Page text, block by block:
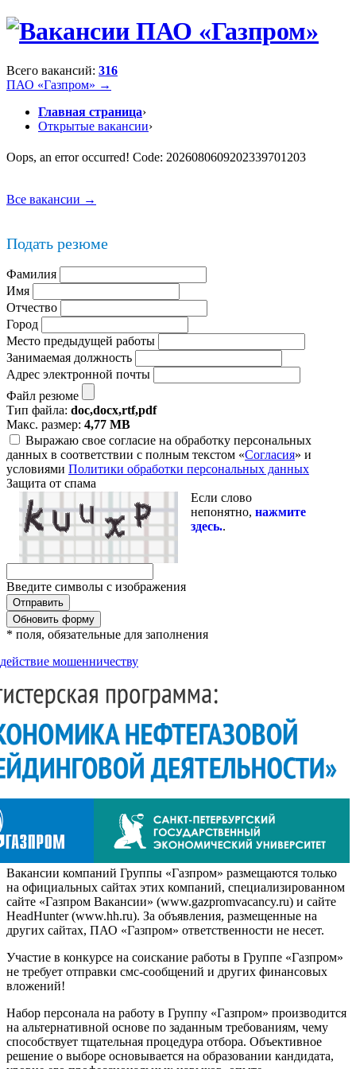
Всего вакансий: 316
ПАО «Газпром» →
Главная страница›
Открытые вакансии›
Oops, an error occurred! Code: 2026080609202339701203
Все вакансии →
Подать резюме
Фамилия
Имя
Отчество
Город
Место предыдущей работы
Занимаемая должность
Адрес электронной почты
Файл резюме
Тип файла: doc,docx,rtf,pdf
Макс. размер: 4,77 MB
Выражаю свое согласие на обработку персональных
данных в соответствии с полным текстом «Согласия» и
условиями Политики обработки персональных данных
Защита от спама
Если слово
непонятно, нажмите
здесь..
Введите символы с изображения
Обновить форму
* поля, обязательные для заполнения
мошенничеству
Вакансии компаний Группы «Газпром» размещаются только
на официальных сайтах этих компаний, специализированном
сайте «Газпром Вакансии» (www.gazpromvacancy.ru) и сайте
HeadHunter (www.hh.ru). За объявления, размещенные на
других сайтах, ПАО «Газпром» ответственности не несет.
Участие в конкурсе на соискание работы в Группе «Газпром»
не требует отправки смс-сообщений и других финансовых
вложений!
Набор персонала на работу в Группу «Газпром» производится
на альтернативной основе по заданным требованиям, чему
способствует тщательная процедура отбора. Объективное
решение о выборе основывается на образовании кандидата,